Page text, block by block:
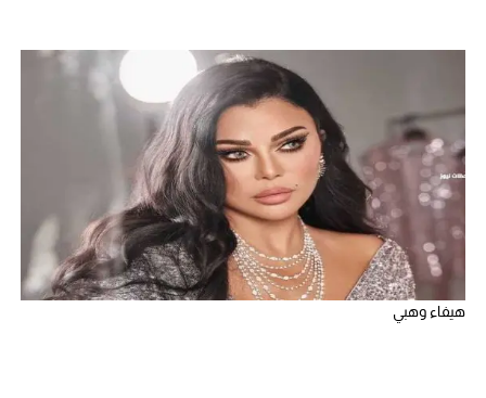
هيفاء وهبي